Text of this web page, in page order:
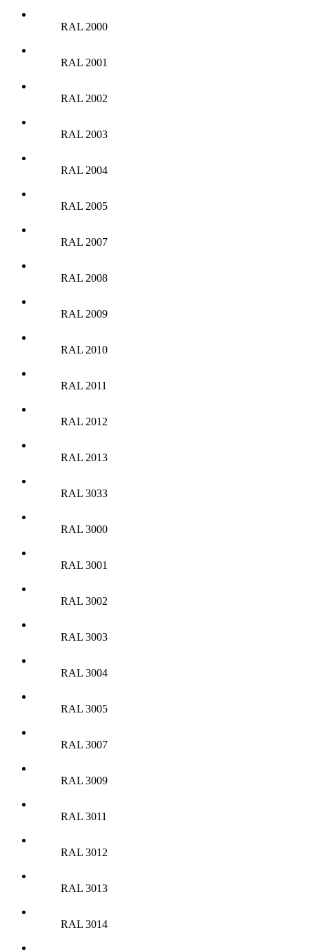
RAL 2000
RAL 2001
RAL 2002
RAL 2003
RAL 2004
RAL 2005
RAL 2007
RAL 2008
RAL 2009
RAL 2010
RAL 2011
RAL 2012
RAL 2013
RAL 3033
RAL 3000
RAL 3001
RAL 3002
RAL 3003
RAL 3004
RAL 3005
RAL 3007
RAL 3009
RAL 3011
RAL 3012
RAL 3013
RAL 3014